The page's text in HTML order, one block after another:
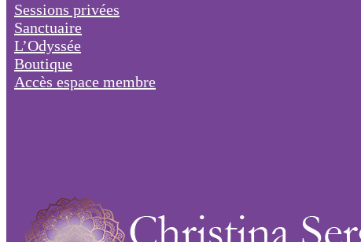
Sessions privées
Sanctuaire
L’Odyssée
Boutique
Accès espace membre